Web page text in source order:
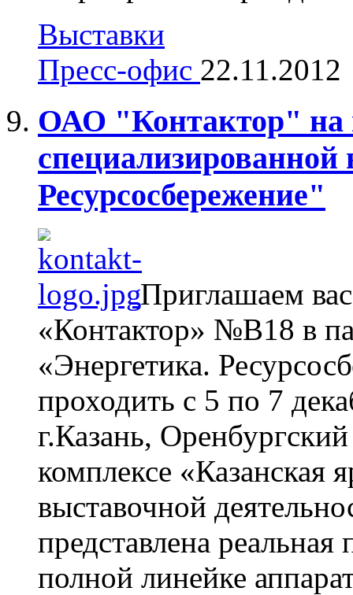
Выставки
Пресс-офис 22.11.2012
ОАО "Контактор" на
Ресурсосбережение"
Приглашаем
«Контактор» №В18 в
«Энергетика.
проходить с 5 по 7
г.Казань,
комплексе «Казанская
выставочной
представлена
полной линейке